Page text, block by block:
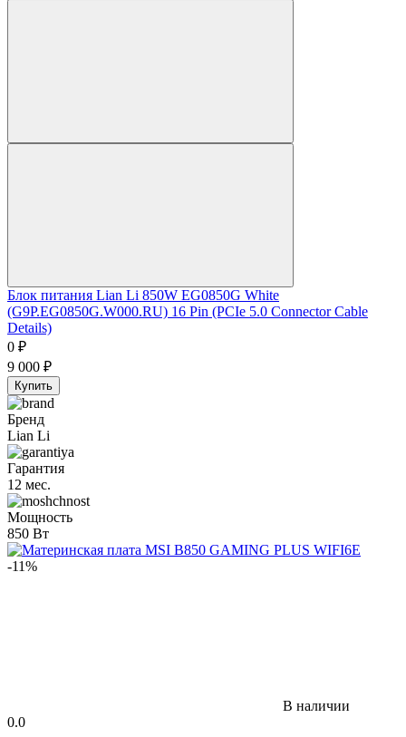
Блок питания Lian Li 850W EG0850G White
(G9P.EG0850G.W000.RU) 16 Pin (PCIe 5.0 Connector Cable
Details)
0 ₽
9 000 ₽
Купить
Бренд
Lian Li
Гарантия
12 мес.
Мощность
850 Вт
-11%
В наличии
0.0